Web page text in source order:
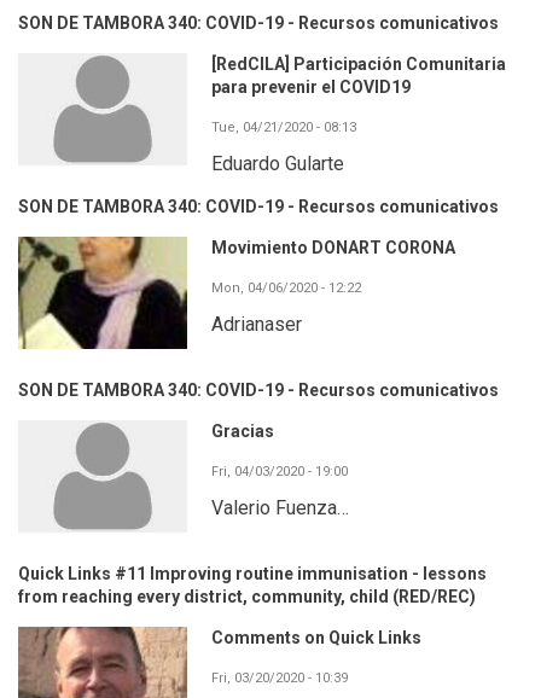
SON DE TAMBORA 340: COVID-19 - Recursos comunicativos
[RedCILA] Participación Comunitaria
para prevenir el COVID19
Tue, 04/21/2020 - 08:13
Eduardo Gularte
SON DE TAMBORA 340: COVID-19 - Recursos comunicativos
Movimiento DONART CORONA
Mon, 04/06/2020 - 12:22
Adrianaser
SON DE TAMBORA 340: COVID-19 - Recursos comunicativos
Gracias
Fri, 04/03/2020 - 19:00
Valerio Fuenza…
Quick Links #11 Improving routine immunisation - lessons
from reaching every district, community, child (RED/REC)
Comments on Quick Links
Fri, 03/20/2020 - 10:39